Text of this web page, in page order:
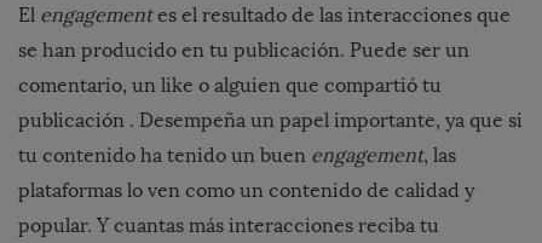
El engagementes el resultado de las interacciones que
se han producido en tu publicación. Puede ser un
comentario, un like o alguien que compartió tu
publicación . Desempeña un papel importante, ya que si
tu contenido ha tenido un buen engagement, las
plataformas lo ven como un contenido de calidad y
popular. Y cuantas más interacciones reciba tu